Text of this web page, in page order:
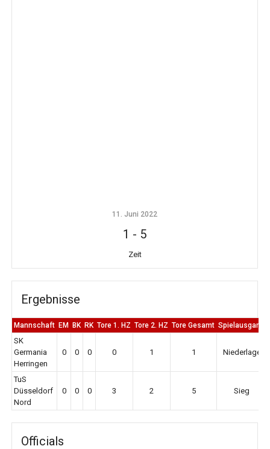
11. Juni 2022
1 - 5
Zeit
Ergebnisse
Mannschaft EM BK RK Tore 1. HZ Tore 2. HZ Tore Gesamt Spielausgang
SK
Germania
Herringen
0 0 0 0 1 1 Niederlage
TuS
Düsseldorf
Nord
0 0 0 3 2 5 Sieg
Officials